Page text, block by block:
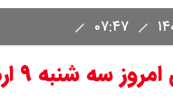
۹ اردیبهشت ۱۴۰۴